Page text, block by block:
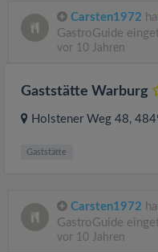
Carsten1972
GastroGuide
vor 10 Jahren
Gaststätte Warburg
Holstener Weg 48,
Gaststätte
Carsten1972
GastroGuide
vor 10 Jahren